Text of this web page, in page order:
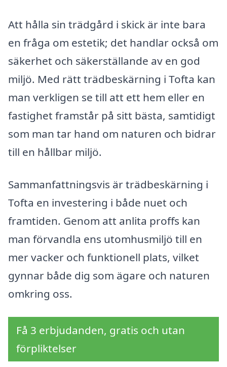
Att hålla sin trädgård i skick är inte bara
en fråga om estetik; det handlar också om
säkerhet och säkerställande av en god
miljö. Med rätt trädbeskärning i Tofta kan
man verkligen se till att ett hem eller en
fastighet framstår på sitt bästa, samtidigt
som man tar hand om naturen och bidrar
till en hållbar miljö.
Sammanfattningsvis är trädbeskärning i
Tofta en investering i både nuet och
framtiden. Genom att anlita proffs kan
man förvandla ens utomhusmiljö till en
mer vacker och funktionell plats, vilket
gynnar både dig som ägare och naturen
omkring oss.
Få 3 erbjudanden, gratis och utan
förpliktelser